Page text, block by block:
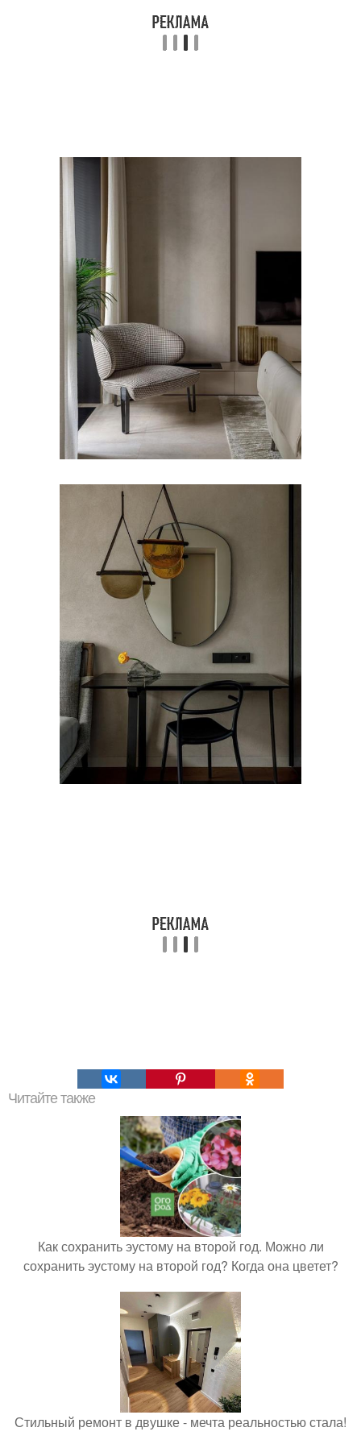
Читайте также
Как сохранить эустому на второй год. Можно ли
сохранить эустому на второй год? Когда она цветет?
Стильный ремонт в двушке - мечта реальностью стала!